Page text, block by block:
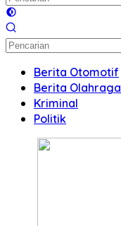
Berita Otomotif
Berita Olahraga
Kriminal
Politik